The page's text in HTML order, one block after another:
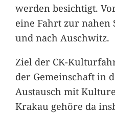
werden besichtigt.
eine Fahrt zur nahen
und nach Auschwitz.
Ziel der CK-
der Gemeinschaft in
Austausch mit
Krakau gehöre da